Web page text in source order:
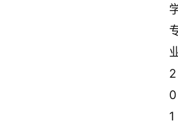
2
0
1